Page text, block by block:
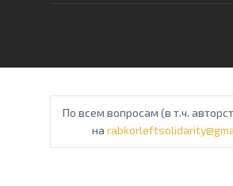
По всем вопросам (в т.ч.
на